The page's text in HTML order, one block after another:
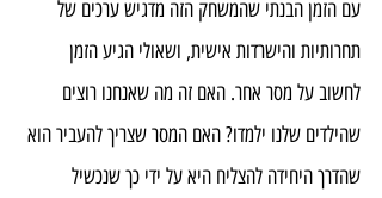
עם הזמן הבנתי שהמשחק הזה מדגיש ערכים של
תחרותיות והישרדות אישית, ושאולי הגיע הזמן
לחשוב על מסר אחר. האם זה מה שאנחנו רוצים
שהילדים שלנו ילמדו? האם המסר שצריך להעביר הוא
שהדרך היחידה להצליח היא על ידי כך שנכשיל